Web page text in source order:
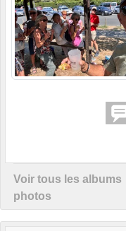
Voir tous les albums
photos